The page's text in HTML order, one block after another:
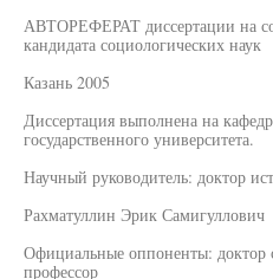
АВТОРЕФЕРАТ диссертации на
кандидата социологических наук
Казань 2005
Диссертация выполнена на
государственного университета.
Научный руководитель: доктор
Рахматуллин Эрик Самигуллович
Официальные оппоненты: доктор
профессор